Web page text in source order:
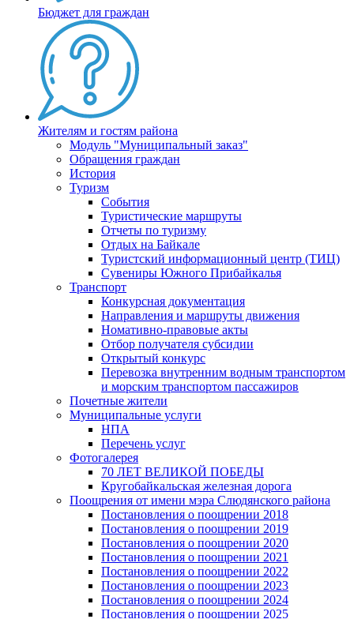
Бюджет для граждан
Жителям и гостям района
Модуль "Муниципальный заказ"
Обращения граждан
История
Туризм
События
Туристические маршруты
Отчеты по туризму
Отдых на Байкале
Туристский информационный центр (ТИЦ)
Сувениры Южного Прибайкалья
Транспорт
Конкурсная документация
Направления и маршруты движения
Номативно-правовые акты
Отбор получателя субсидии
Открытый конкурс
Перевозка внутренним водным транспортом
и морским транспортом пассажиров
Почетные жители
Муниципальные услуги
НПА
Перечень услуг
Фотогалерея
70 ЛЕТ ВЕЛИКОЙ ПОБЕДЫ
Кругобайкальская железная дорога
Поощрения от имени мэра Слюдянского района
Постановления о поощрении 2018
Постановления о поощрении 2019
Постановления о поощрении 2020
Постановления о поощрении 2021
Постановления о поощрении 2022
Постановления о поощрении 2023
Постановления о поощрении 2024
Постановления о поощрении 2025